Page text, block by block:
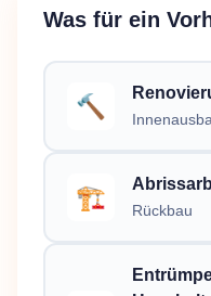
Was für ein
🔨
🏗️
Rückbau